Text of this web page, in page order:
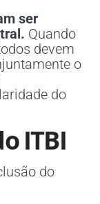
ser
Quando
devem
o
do
ITBI
do